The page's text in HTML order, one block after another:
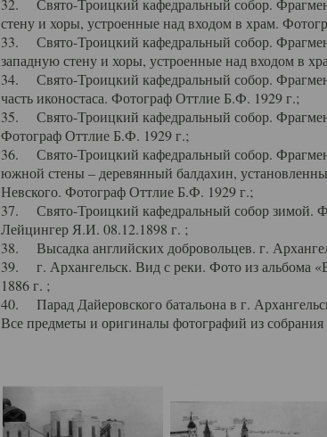
32. Свято-Троицкий кафедральный собор.
стену и хоры, устроенные над входом в храм.
33. Свято-Троицкий кафедральный собор.
западную стену и хоры, устроенные над входом в
34. Свято-Троицкий кафедральный собор.
часть иконостаса. Фотограф Оттлие Б.Ф. 1929 г.;
35. Свято-Троицкий кафедральный собор.
Фотограф Оттлие Б.Ф. 1929 г.;
36. Свято-Троицкий кафедральный собор.
южной стены – деревянный балдахин,
Невского. Фотограф Оттлие Б.Ф. 1929 г.;
37. Свято-Троицкий кафедральный собор зимой.
Лейцингер Я.И. 08.12.1898 г. ;
38. Высадка английских добровольцев. г.
39. г. Архангельск. Вид с реки. Фото из альбома
1886 г. ;
40. Парад Дайеровского батальона в г.
Все предметы и оригиналы фотографий из собрания